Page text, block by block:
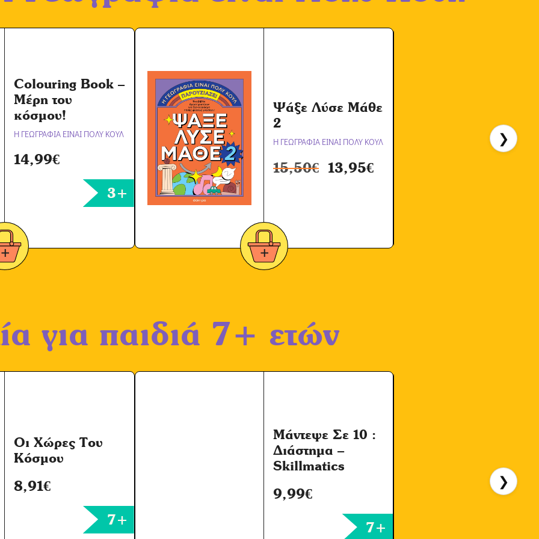
ή
Ό
ν
*
Colouring Book –
Μέρη του
κόσμου!
Η ΓΕΩΓΡΑΦΙΑ ΕΙΝΑΙ ΠΟΛΥ ΚΟΥΛ
14,99€
3+
Ψάξε Λύσε Μάθε
2
Η ΓΕΩΓΡΑΦΙΑ ΕΙΝΑΙ ΠΟΛΥ ΚΟΥΛ
15,50€ 13,95€
❯
για παιδιά 7+ ετών
Οι Χώρες Του
Κόσμου
8,91€
7+
Μάντεψε Σε 10 :
Διάστημα –
Skillmatics
9,99€
7+
❯